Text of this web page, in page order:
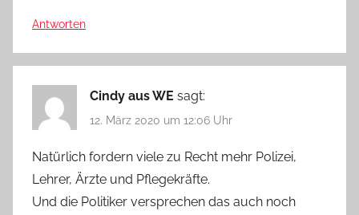
Antworten
Cindy aus WE sagt:
12. März 2020 um 12:06 Uhr
Natürlich fordern viele zu Recht mehr Polizei,
Lehrer, Ärzte und Pflegekräfte.
Und die Politiker versprechen das auch noch